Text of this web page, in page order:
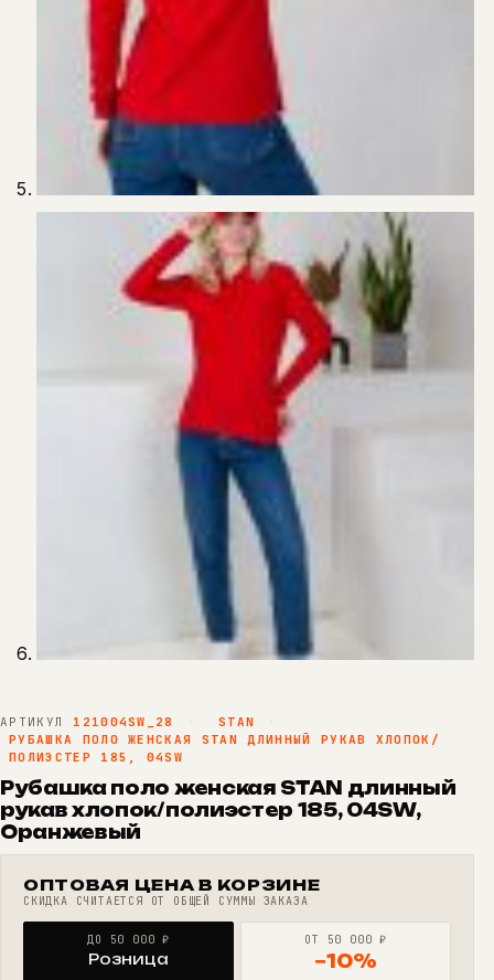
АРТИКУЛ 121004SW_28 · STAN
·
РУБАШКА ПОЛО ЖЕНСКАЯ STAN ДЛИННЫЙ РУКАВ ХЛОПОК/
ПОЛИЭСТЕР 185, 04SW
Рубашка поло женская STAN длинный
рукав хлопок/полиэстер 185, 04SW,
Оранжевый
ОПТОВАЯ ЦЕНА В КОРЗИНЕ
СКИДКА СЧИТАЕТСЯ ОТ ОБЩЕЙ СУММЫ ЗАКАЗА
ДО 50 000 ₽
Розница
ОТ 50 000 ₽
−10%